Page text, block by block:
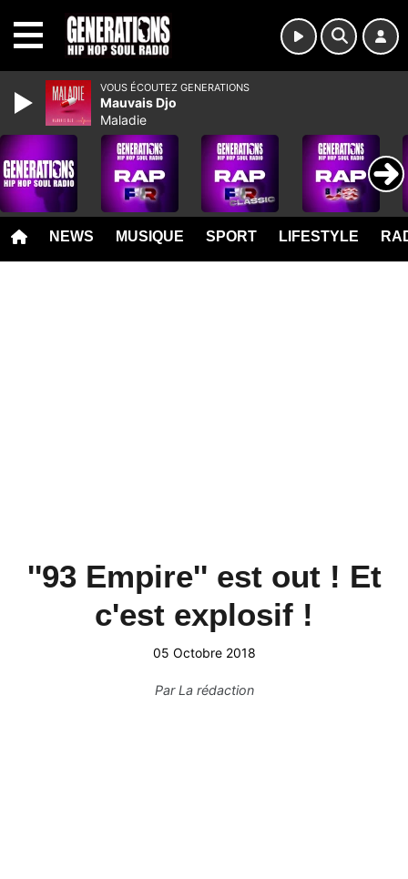
NEWS MUSIQUE SPORT LIFESTYLE
''93 Empire'' est out ! Et
c'est explosif !
05 Octobre 2018
ParLa rédaction
VOUS ÉCOUTEZ GENERATIONS
Mauvais Djo
Maladie